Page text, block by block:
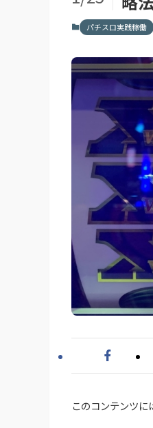
パチスロ実践稼働
このコンテンツに